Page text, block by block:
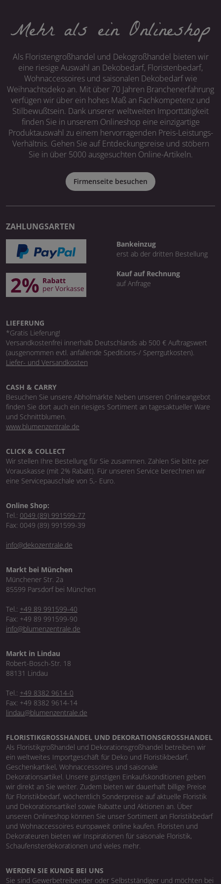
Mehr als ein Onlineshop
Als Floristengroßhandel und Dekogroßhandel bieten wir
eine riesige Auswahl an Dekobedarf, Floristenbedarf,
Wohnaccessoires und saisonalen Dekobedarf wie
Weihnachtsdeko an. Mit über 70 Jahren Branchenerfahrung
verfügen wir über ein hohes Maß an Fachkompetenz und
Stilbewußtsein. Dank unserer weltweiten Importtätigkeit
finden Sie in unserem Onlineshop eine einzigartige
Produktauswahl zu einem hervorragenden Preis-Leistungs-
Verhältnis. Gehen Sie auf Entdeckungsreise und stöbern
Sie in über 5000 ausgesuchten Online-Artikeln.
Firmenseite besuchen
ZAHLUNGSARTEN
Bankeinzug
erst ab der dritten Bestellung
Kauf auf Rechnung
auf Anfrage
LIEFERUNG
*Gratis Lieferung!
Versandkostenfrei innerhalb Deutschlands ab 500 € Auftragswert
(ausgenommen evtl. anfallende Speditions-/ Sperrgutkosten).
Liefer- und Versandkosten
CASH & CARRY
Besuchen Sie unsere Abholmärkte Neben unseren Onlineangebot
finden Sie dort auch ein riesiges Sortiment an tagesaktueller Ware
und Schnittblumen.
www.blumenzentrale.de
CLICK & COLLECT
Wir stellen Ihre Bestellung für Sie zusammen. Zahlen Sie bitte per
Vorauskasse (mit 2% Rabatt). Für unseren Service berechnen wir
eine Servicepauschale von 5,- Euro.
Online Shop:
Tel.: 0049 (89) 991599-77
Fax: 0049 (89) 991599-39
info@dekozentrale.de
Markt bei München
Münchener Str. 2a
85599 Parsdorf bei München
Tel.: +49 89 991599-40
Fax: +49 89 991599-90
info@blumenzentrale.de
Markt in Lindau
Robert-Bosch-Str. 18
88131 Lindau
Tel.: +49 8382 9614-0
Fax: +49 8382 9614-14
lindau@blumenzentrale.de
FLORISTIKGROSSHANDEL UND DEKORATIONSGROSSHANDEL
Als Floristikgroßhandel und Dekorationsgroßhandel betreiben wir
ein weltweites Importgeschäft für Deko und Floristikbedarf,
Geschenkartikel, Wohnaccessoires und saisonale
Dekorationsartikel. Unsere günstigen Einkaufskonditionen geben
wir direkt an Sie weiter. Zudem bieten wir dauerhaft billige Preise
für Floristikbedarf, wöchentlich Sonderpreise auf aktuelle Floristik
und Dekorationsartikel sowie Rabatte und Aktionen an. Über
unseren Onlineshop können Sie unser Sortiment an Floristikbedarf
und Wohnaccessoires europaweit online kaufen. Floristen und
Dekorateuren bieten wir Inspirationen für saisonale Floristik,
Schaufensterdekorationen und vieles mehr.
WERDEN SIE KUNDE BEI UNS
Sie sind Gewerbetreibender oder Selbstständiger und möchten bei